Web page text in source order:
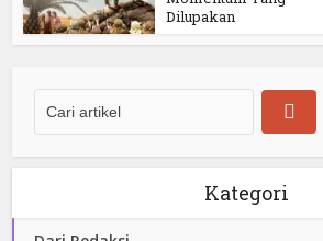
Dilupakan
Kategori